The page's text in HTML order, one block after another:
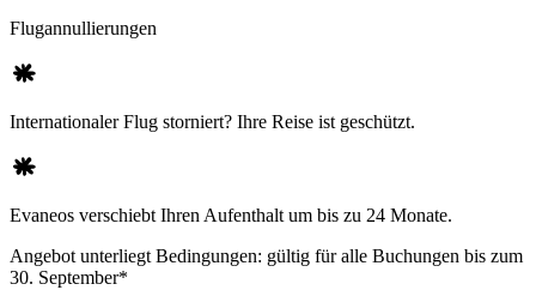
Flugannullierungen
Internationaler Flug storniert? Ihre Reise ist geschützt.
Evaneos verschiebt Ihren Aufenthalt um bis zu 24 Monate.
Angebot unterliegt Bedingungen: gültig für alle Buchungen bis zum
30. September*